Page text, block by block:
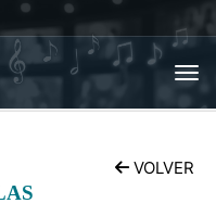
VOLVER